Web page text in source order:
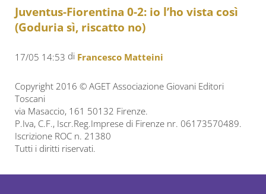
Juventus-Fiorentina 0-2: io l’ho vista così
(Goduria sì, riscatto no)
17/05 14:53 di Francesco Matteini
Copyright 2016 © AGET Associazione Giovani Editori
Toscani
via Masaccio, 161 50132 Firenze.
P.Iva, C.F., Iscr.Reg.Imprese di Firenze nr. 06173570489.
Iscrizione ROC n. 21380
Tutti i diritti riservati.